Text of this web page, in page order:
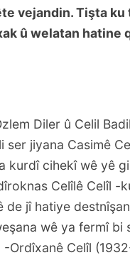
vejandin. Tişta
û welatan hatine
Diler û Celil
ser jiyana Casimê
kurdî cihekî wê yê
Celîlê Celîl -
de jî hatiye
wê ya fermî bi
-Ordîxanê Celîl